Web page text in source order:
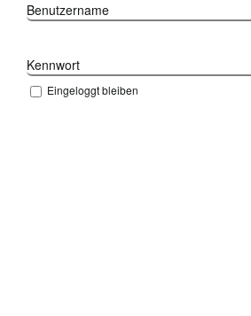
Benutzername
Kennwort
Eingeloggt bleiben